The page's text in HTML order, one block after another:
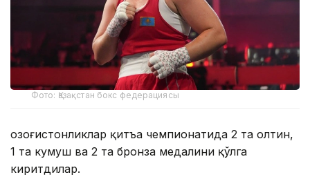
Фото: Қазақстан бокс федерациясы
Қозоғистонликлар қитъа чемпионатида 2 та олтин,
1 та кумуш ва 2 та бронза медалини қўлга
киритдилар.